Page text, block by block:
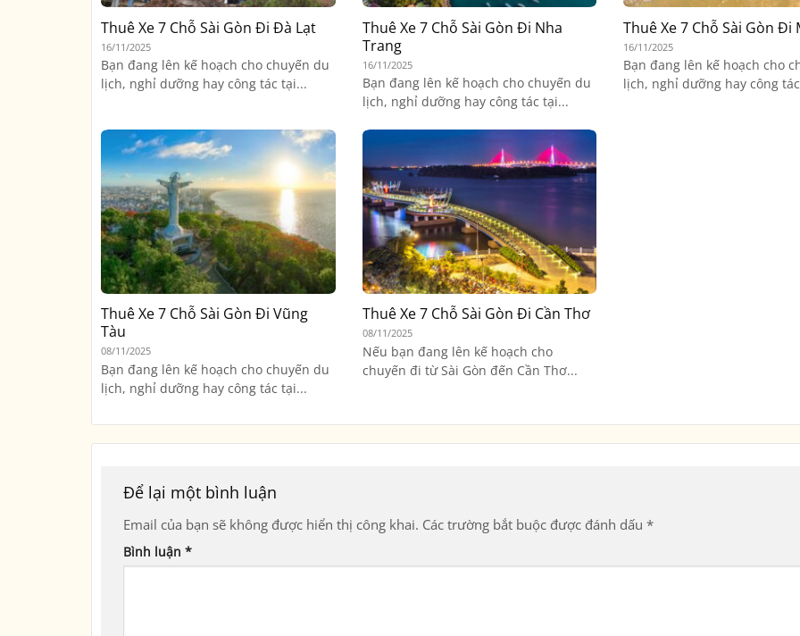
Thuê Xe 7 Chỗ Sài Gòn Đi Đà Lạt
16/11/2025
Bạn đang lên kế hoạch cho chuyến du
lịch, nghỉ dưỡng hay công tác tại...
Thuê Xe 7 Chỗ Sài Gòn Đi Nha
Trang
16/11/2025
Bạn đang lên kế hoạch cho chuyến du
lịch, nghỉ dưỡng hay công tác tại...
Thuê Xe 7 Chỗ Sài Gòn Đi
16/11/2025
Bạn đang lên kế hoạch cho
lịch, nghỉ dưỡng hay công
Thuê Xe 7 Chỗ Sài Gòn Đi Vũng
Tàu
08/11/2025
Bạn đang lên kế hoạch cho chuyến du
lịch, nghỉ dưỡng hay công tác tại...
Thuê Xe 7 Chỗ Sài Gòn Đi Cần Thơ
08/11/2025
Nếu bạn đang lên kế hoạch cho
chuyến đi từ Sài Gòn đến Cần Thơ...
Để lại một bình luận
Email của bạn sẽ không được hiển thị công khai. Các trường bắt buộc được đánh dấu *
Bình luận *